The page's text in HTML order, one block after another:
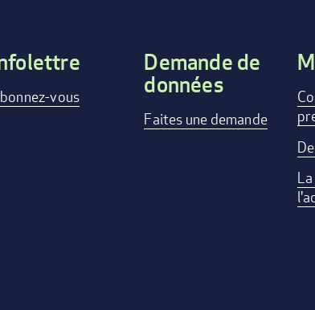
vous
Demande de
données
Faites une demande